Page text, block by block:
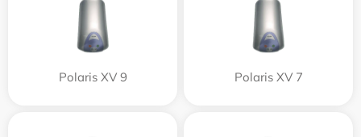
Polaris XV 9 Polaris XV 7